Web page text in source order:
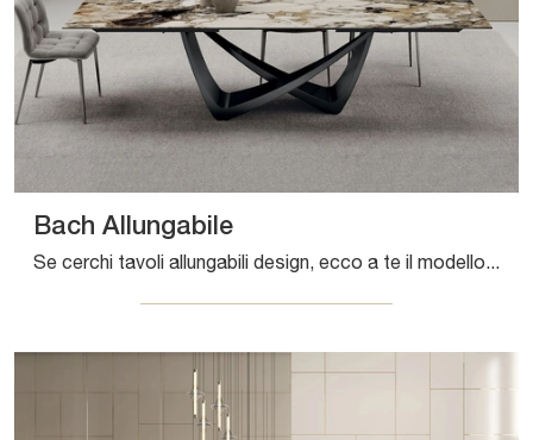
Bach Allungabile
Se cerchi tavoli allungabili design, ecco a te il modello da pranzo in gres Bach Allungabile della marca Bontempi.